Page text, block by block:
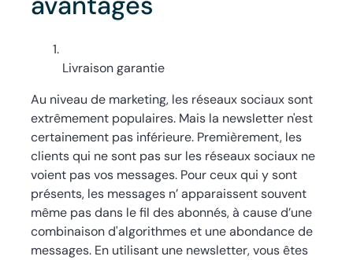
Livraison garantie
Au niveau de marketing, les réseaux sociaux sont
extrêmement populaires. Mais la newsletter n'est
certainement pas inférieure. Premièrement, les
clients qui ne sont pas sur les réseaux sociaux ne
voient pas vos messages. Pour ceux qui y sont
présents, les messages n’ apparaissent souvent
même pas dans le fil des abonnés, à cause d’une
combinaison d'algorithmes et une abondance de
messages. En utilisant une newsletter, vous êtes